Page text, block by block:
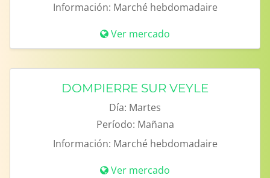
Información: Marché hebdomadaire
Ver mercado
DOMPIERRE SUR VEYLE
Día: Martes
Período: Mañana
Información: Marché hebdomadaire
Ver mercado